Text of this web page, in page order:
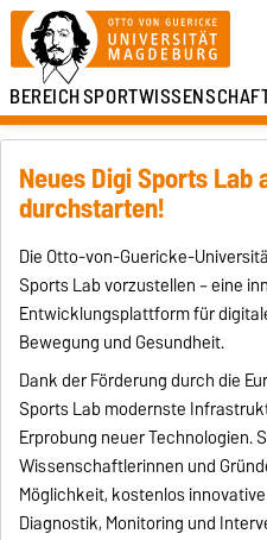
BEREICH
Neues Digi Sports Lab
durchstarten!
Die Otto-von-Guericke-
Sports Lab vorzustellen – eine
Entwicklungsplattform für
Bewegung und Gesundheit.
Dank der Förderung durch die
Sports Lab modernste
Erprobung neuer Technologien.
Wissenschaftlerinnen und
Möglichkeit, kostenlos
Diagnostik, Monitoring und